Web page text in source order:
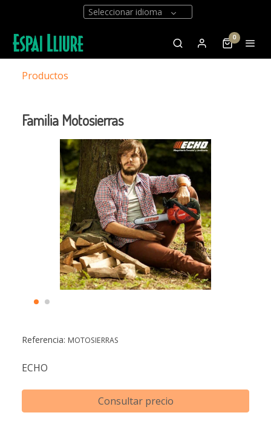
Seleccionar idioma
0
Productos
Familia Motosierras
Referencia: MOTOSIERRAS
ECHO
Consultar precio